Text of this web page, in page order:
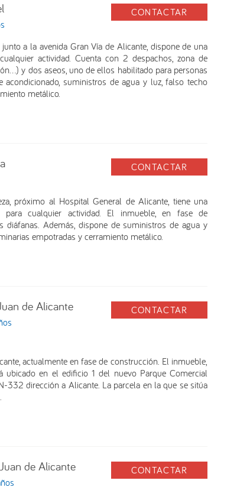
CONTACTAR
a la avenida Gran Vía de Alicante, dispone de una
actividad. Cuenta con 2 despachos, zona de
y dos aseos, uno de ellos habilitado para personas
suministros de agua y luz, falso techo
metálico.
CONTACTAR
próximo al Hospital General de Alicante, tiene una
cualquier actividad. El inmueble, en fase de
diáfanas. Además, dispone de suministros de agua y
empotradas y cerramiento metálico.
de Alicante
CONTACTAR
actualmente en fase de construcción. El inmueble,
en el edificio 1 del nuevo Parque Comercial
332 dirección a Alicante. La parcela en la que se sitúa
de Alicante
CONTACTAR